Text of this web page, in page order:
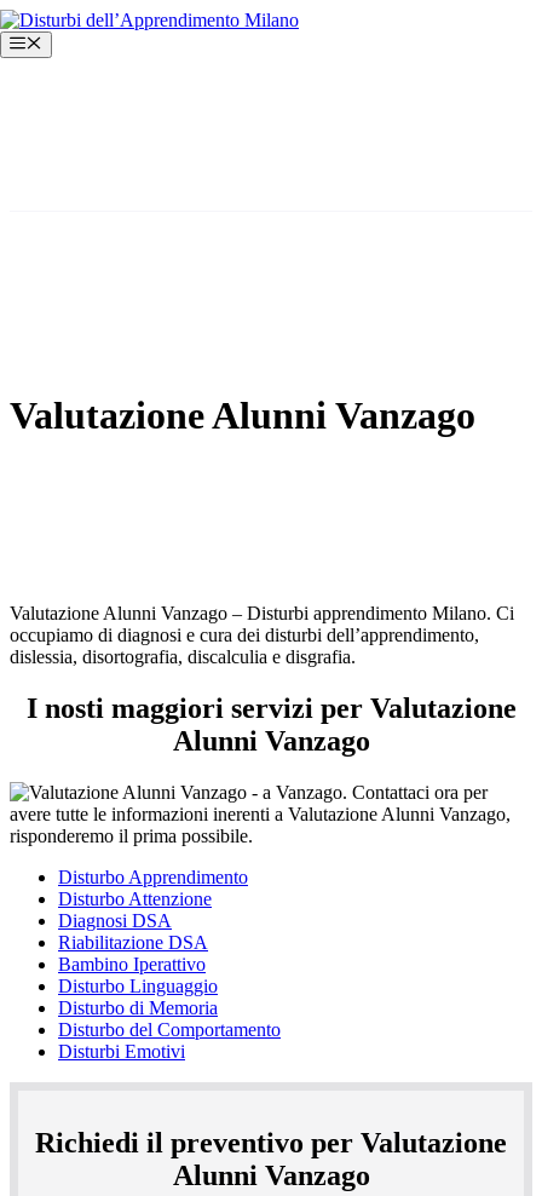
Vai
al
contenuto
Menu
Valutazione Alunni Vanzago
Valutazione Alunni Vanzago – Disturbi apprendimento Milano. Ci
occupiamo di diagnosi e cura dei disturbi dell’apprendimento,
dislessia, disortografia, discalculia e disgrafia.
I nosti maggiori servizi per Valutazione
Alunni Vanzago
Disturbo Apprendimento
Disturbo Attenzione
Diagnosi DSA
Riabilitazione DSA
Bambino Iperattivo
Disturbo Linguaggio
Disturbo di Memoria
Disturbo del Comportamento
Disturbi Emotivi
Richiedi il preventivo per Valutazione
Alunni Vanzago